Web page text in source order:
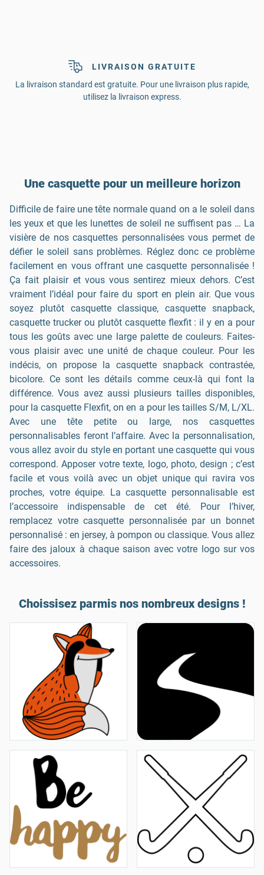
LIVRAISON GRATUITE
La livraison standard est gratuite. Pour une livraison plus rapide,
utilisez la livraison express.
Une casquette pour un meilleure horizon
Difficile de faire une tête normale quand on a le soleil dans
les yeux et que les lunettes de soleil ne suffisent pas … La
visière de nos casquettes personnalisées vous permet de
défier le soleil sans problèmes. Réglez donc ce problème
facilement en vous offrant une casquette personnalisée !
Ça fait plaisir et vous vous sentirez mieux dehors. C’est
vraiment l’idéal pour faire du sport en plein air. Que vous
soyez plutôt casquette classique, casquette snapback,
casquette trucker ou plutôt casquette flexfit : il y en a pour
tous les goûts avec une large palette de couleurs. Faites-
vous plaisir avec une unité de chaque couleur. Pour les
indécis, on propose la casquette snapback contrastée,
bicolore. Ce sont les détails comme ceux-là qui font la
différence. Vous avez aussi plusieurs tailles disponibles,
pour la casquette Flexfit, on en a pour les tailles S/M, L/XL.
Avec une tête petite ou large, nos casquettes
personnalisables feront l’affaire. Avec la personnalisation,
vous allez avoir du style en portant une casquette qui vous
correspond. Apposer votre texte, logo, photo, design ; c’est
facile et vous voilà avec un objet unique qui ravira vos
proches, votre équipe. La casquette personnalisable est
l’accessoire indispensable de cet été. Pour l’hiver,
remplacez votre casquette personnalisée par un bonnet
personnalisé : en jersey, à pompon ou classique. Vous allez
faire des jaloux à chaque saison avec votre logo sur vos
accessoires.
Choissisez parmis nos nombreux designs !